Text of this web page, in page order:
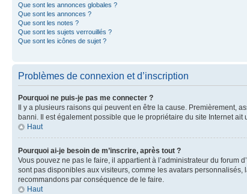
Que sont les annonces globales ?
Que sont les annonces ?
Que sont les notes ?
Que sont les sujets verrouillés ?
Que sont les icônes de sujet ?
Problèmes de connexion et d’inscription
Pourquoi ne puis-je pas me connecter ?
Il y a plusieurs raisons qui peuvent en être la cause. Premièrement,
banni. Il est également possible que le propriétaire du site Internet
Haut
Pourquoi ai-je besoin de m’inscrire, après tout ?
Vous pouvez ne pas le faire, il appartient à l’administrateur du
sont pas disponibles aux visiteurs, comme les avatars personnalisés,
recommandons par conséquence de le faire.
Haut